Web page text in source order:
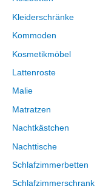
Kleiderschränke
Kommoden
Kosmetikmöbel
Lattenroste
Malie
Matratzen
Nachtkästchen
Nachttische
Schlafzimmerbetten
Schlafzimmerschrank